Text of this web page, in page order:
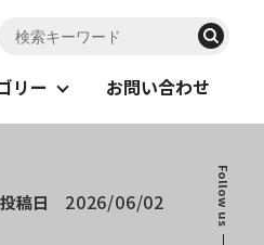
リー お問い合わせ
投稿日 2026/06/02 Follow us